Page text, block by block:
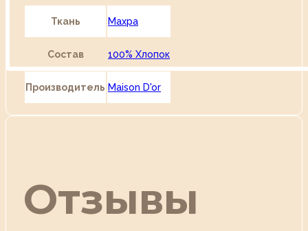
Ткань Махра
Состав 100% Хлопок
Производитель Maison D'or
Отзывы